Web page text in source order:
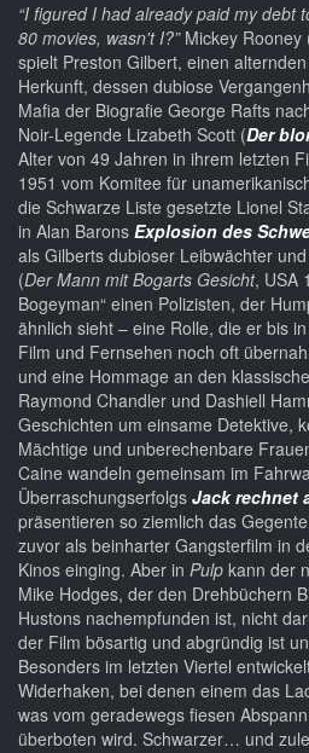
“I figured I had already paid my debt
80 movies, wasn't I?”Mickey Rooney
spielt Preston Gilbert, einen
Herkunft, dessen dubiose
Mafia der Biografie George Rafts
Noir-Legende Lizabeth Scott (Der
Alter von 49 Jahren in ihrem letzten
1951 vom Komitee für
die Schwarze Liste gesetzte Lionel
in Alan Barons Explosion des
als Gilberts dubioser Leibwächter
(Der Mann mit Bogarts Gesicht, USA
Bogeyman“ einen Polizisten, der
ähnlich sieht – eine Rolle, die er bis
Film und Fernsehen noch oft
und eine Hommage an den
Raymond Chandler und Dashiell
Geschichten um einsame Detektive,
Mächtige und unberechenbare
Caine wandeln gemeinsam im
Überraschungserfolgs Jack rechnet
präsentieren so ziemlich das
zuvor als beinharter Gangsterfilm in
Kinos einging. Aber in Pulp kann der
Mike Hodges, der den Drehbüchern
Hustons nachempfunden ist, nicht
der Film bösartig und abgründig ist
Besonders im letzten Viertel
Widerhaken, bei denen einem das
was vom geradewegs fiesen
überboten wird. Schwarzer… und